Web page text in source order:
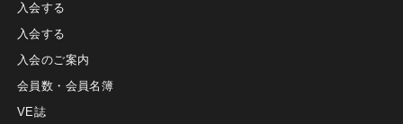
入会する
入会する
入会のご案内
会員数・会員名簿
VE誌